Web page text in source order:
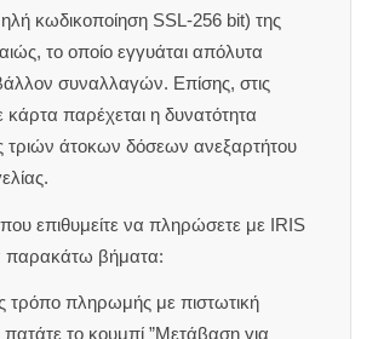
κωδικοποίηση SSL-256 bit) της
το οποίο εγγυάται απόλυτα
συναλλαγών. Επίσης, στις
παρέχεται η δυνατότητα
άτοκων δόσεων ανεξαρτήτου
επιθυμείτε να πληρώσετε με IRIS
παρακάτω βήματα:
τρόπο πληρωμής με πιστωτική
το κουμπί ”Μετάβαση για